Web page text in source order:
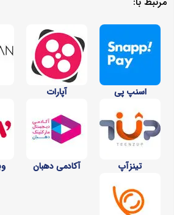
اسنپ پی آپارات
تینزآپ آکادمی دهبان